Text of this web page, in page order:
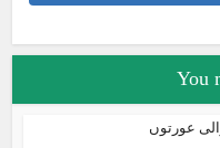
You
عورتوں